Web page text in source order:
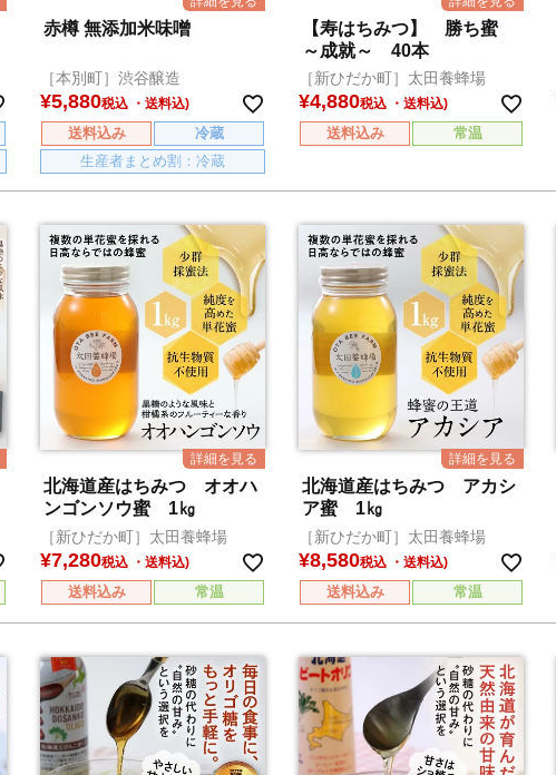
赤樽 無添加米味噌
［本別町］渋谷醸造
¥5,880税込
送料込み
冷蔵
生産者まとめ割：冷蔵
【寿はちみつ】 勝ち蜜
～成就～ 40本
［新ひだか町］太田養蜂場
¥4,880税込
送料込み 常温
北海道産はちみつ オオハ
ンゴンソウ蜜 1㎏
［新ひだか町］太田養蜂場
¥7,280税込
送料込み 常温
北海道産はちみつ アカシ
ア蜜 1㎏
［新ひだか町］太田養蜂場
¥8,580税込
送料込み 常温